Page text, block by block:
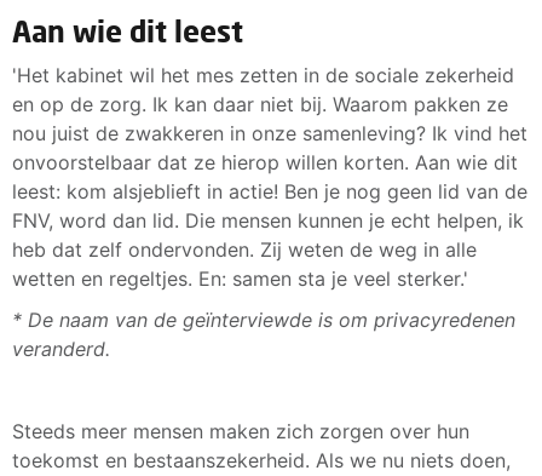
Aan wie dit leest
'Het kabinet wil het mes zetten in de sociale zekerheid
en op de zorg. Ik kan daar niet bij. Waarom pakken ze
nou juist de zwakkeren in onze samenleving? Ik vind het
onvoorstelbaar dat ze hierop willen korten. Aan wie dit
leest: kom alsjeblieft in actie! Ben je nog geen lid van de
FNV, word dan lid. Die mensen kunnen je echt helpen, ik
heb dat zelf ondervonden. Zij weten de weg in alle
wetten en regeltjes. En: samen sta je veel sterker.'
* De naam van de geïnterviewde is om privacyredenen
veranderd.
Steeds meer mensen maken zich zorgen over hun
toekomst en bestaanszekerheid. Als we nu niets doen,